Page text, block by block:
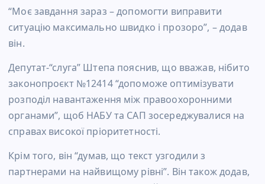
“Моє завдання зараз – допомогти виправити
ситуацію максимально швидко і прозоро”, – додав
він.
Депутат-“слуга” Штепа пояснив, що вважав, нібито
законопроєкт №12414 “допоможе оптимізувати
розподіл навантаження між правоохоронними
органами”, щоб НАБУ та САП зосереджувалися на
справах високої пріоритетності.
Крім того, він “думав, що текст узгодили з
партнерами на найвищому рівні”. Він також додав,